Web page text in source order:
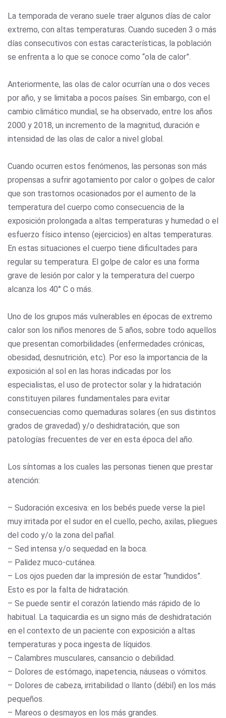
La temporada de verano suele traer algunos días de calor
extremo, con altas temperaturas. Cuando suceden 3 o más
días consecutivos con estas características, la población
se enfrenta a lo que se conoce como “ola de calor”.
Anteriormente, las olas de calor ocurrían una o dos veces
por año, y se limitaba a pocos países. Sin embargo, con el
cambio climático mundial, se ha observado, entre los años
2000 y 2018, un incremento de la magnitud, duración e
intensidad de las olas de calor a nivel global.
Cuando ocurren estos fenómenos, las personas son más
propensas a sufrir agotamiento por calor o golpes de calor
que son trastornos ocasionados por el aumento de la
temperatura del cuerpo como consecuencia de la
exposición prolongada a altas temperaturas y humedad o el
esfuerzo físico intenso (ejercicios) en altas temperaturas.
En estas situaciones el cuerpo tiene dificultades para
regular su temperatura. El golpe de calor es una forma
grave de lesión por calor y la temperatura del cuerpo
alcanza los 40° C o más.
Uno de los grupos más vulnerables en épocas de extremo
calor son los niños menores de 5 años, sobre todo aquellos
que presentan comorbilidades (enfermedades crónicas,
obesidad, desnutrición, etc). Por eso la importancia de la
exposición al sol en las horas indicadas por los
especialistas, el uso de protector solar y la hidratación
constituyen pilares fundamentales para evitar
consecuencias como quemaduras solares (en sus distintos
grados de gravedad) y/o deshidratación, que son
patologías frecuentes de ver en esta época del año.
Los síntomas a los cuales las personas tienen que prestar
atención:
– Sudoración excesiva: en los bebés puede verse la piel
muy irritada por el sudor en el cuello, pecho, axilas, pliegues
del codo y/o la zona del pañal.
– Sed intensa y/o sequedad en la boca.
– Palidez muco-cutánea.
– Los ojos pueden dar la impresión de estar “hundidos”.
Esto es por la falta de hidratación.
– Se puede sentir el corazón latiendo más rápido de lo
habitual. La taquicardia es un signo más de deshidratación
en el contexto de un paciente con exposición a altas
temperaturas y poca ingesta de líquidos.
– Calambres musculares, cansancio o debilidad.
– Dolores de estómago, inapetencia, náuseas o vómitos.
– Dolores de cabeza, irritabilidad o llanto (débil) en los más
pequeños.
– Mareos o desmayos en los más grandes.